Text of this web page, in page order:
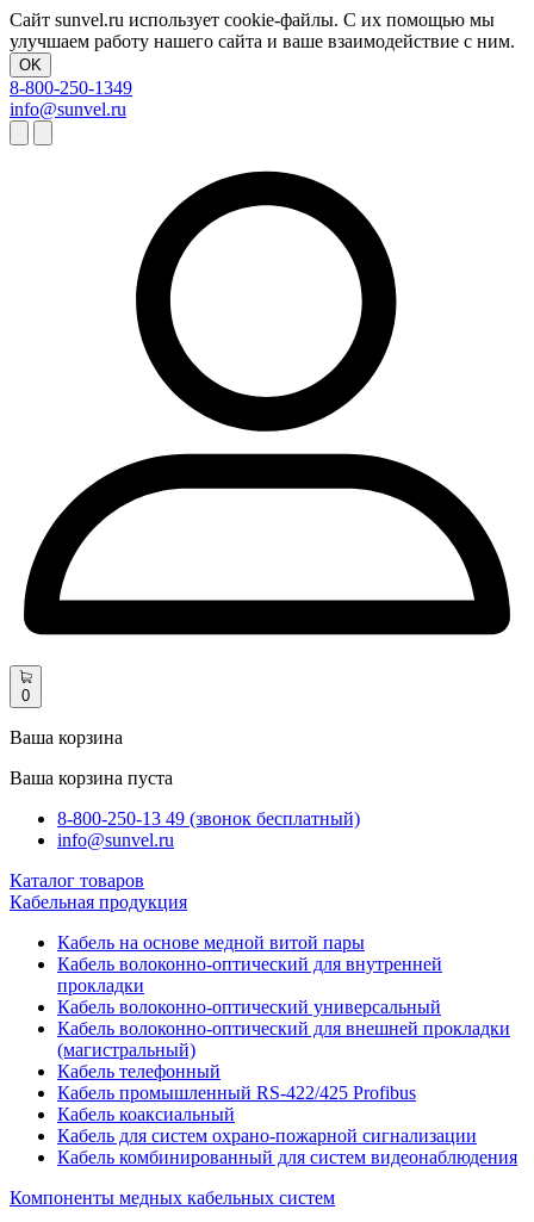
Сайт sunvel.ru использует cookie-файлы. С их помощью мы
улучшаем работу нашего сайта и ваше взаимодействие с ним.
OK
8-800-250-1349
info@sunvel.ru
0
Ваша корзина
Ваша корзина пуста
8-800-250-13 49 (звонок бесплатный)
info@sunvel.ru
Каталог товаров
Кабельная продукция
Кабель на основе медной витой пары
Кабель волоконно-оптический для внутренней
прокладки
Кабель волоконно-оптический универсальный
Кабель волоконно-оптический для внешней прокладки
(магистральный)
Кабель телефонный
Кабель промышленный RS-422/425 Profibus
Кабель коаксиальный
Кабель для систем охрано-пожарной сигнализации
Кабель комбинированный для систем видеонаблюдения
Компоненты медных кабельных систем